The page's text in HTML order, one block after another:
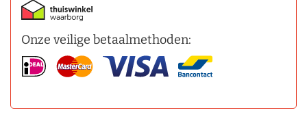
Onze veilige betaalmethoden: